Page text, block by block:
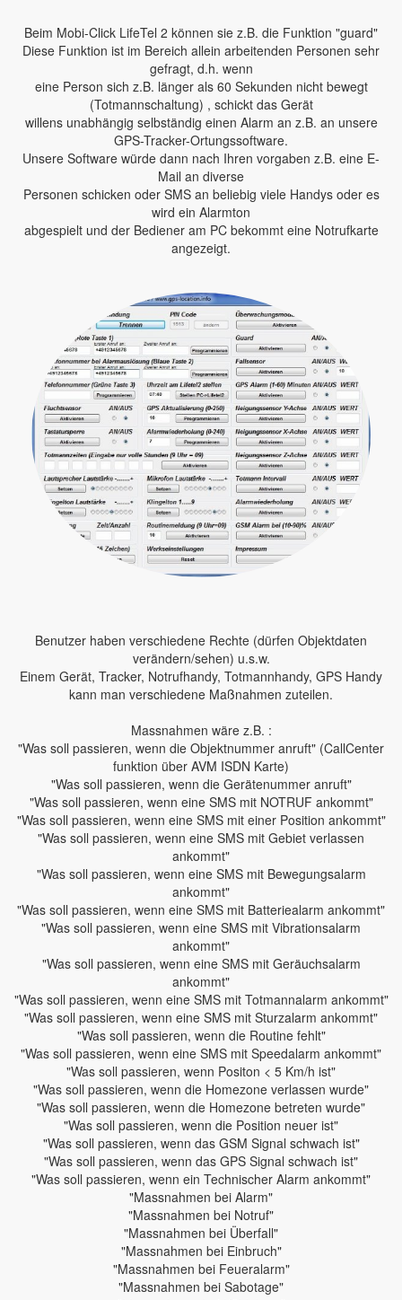
Beim Mobi-Click LifeTel 2 können sie z.B. die Funktion "guard"
Diese Funktion ist im Bereich allein arbeitenden Personen sehr
gefragt, d.h. wenn
eine Person sich z.B. länger als 60 Sekunden nicht bewegt
(Totmannschaltung) , schickt das Gerät
willens unabhängig selbständig einen Alarm an z.B. an unsere
GPS-Tracker-Ortungssoftware.
Unsere Software würde dann nach Ihren vorgaben z.B. eine E-
Mail an diverse
Personen schicken oder SMS an beliebig viele Handys oder es
wird ein Alarmton
abgespielt und der Bediener am PC bekommt eine Notrufkarte
angezeigt.
Benutzer haben verschiedene Rechte (dürfen Objektdaten
verändern/sehen) u.s.w.
Einem Gerät, Tracker, Notrufhandy, Totmannhandy, GPS Handy
kann man verschiedene Maßnahmen zuteilen.
Massnahmen wäre z.B. :
"Was soll passieren, wenn die Objektnummer anruft" (CallCenter
funktion über AVM ISDN Karte)
"Was soll passieren, wenn die Gerätenummer anruft"
"Was soll passieren, wenn eine SMS mit NOTRUF ankommt"
"Was soll passieren, wenn eine SMS mit einer Position ankommt"
"Was soll passieren, wenn eine SMS mit Gebiet verlassen
ankommt"
"Was soll passieren, wenn eine SMS mit Bewegungsalarm
ankommt"
"Was soll passieren, wenn eine SMS mit Batteriealarm ankommt"
"Was soll passieren, wenn eine SMS mit Vibrationsalarm
ankommt"
"Was soll passieren, wenn eine SMS mit Geräuchsalarm
ankommt"
"Was soll passieren, wenn eine SMS mit Totmannalarm ankommt"
"Was soll passieren, wenn eine SMS mit Sturzalarm ankommt"
"Was soll passieren, wenn die Routine fehlt"
"Was soll passieren, wenn eine SMS mit Speedalarm ankommt"
"Was soll passieren, wenn Positon < 5 Km/h ist"
"Was soll passieren, wenn die Homezone verlassen wurde"
"Was soll passieren, wenn die Homezone betreten wurde"
"Was soll passieren, wenn die Position neuer ist"
"Was soll passieren, wenn das GSM Signal schwach ist"
"Was soll passieren, wenn das GPS Signal schwach ist"
"Was soll passieren, wenn ein Technischer Alarm ankommt"
"Massnahmen bei Alarm"
"Massnahmen bei Notruf"
"Massnahmen bei Überfall"
"Massnahmen bei Einbruch"
"Massnahmen bei Feueralarm"
"Massnahmen bei Sabotage"